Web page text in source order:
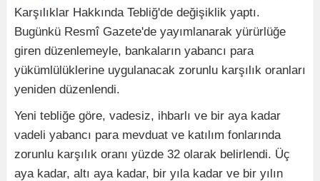
Karşılıklar Hakkında Tebliğ'de değişiklik yaptı.
Bugünkü Resmî Gazete'de yayımlanarak yürürlüğe
giren düzenlemeyle, bankaların yabancı para
yükümlülüklerine uygulanacak zorunlu karşılık oranları
yeniden düzenlendi.
Yeni tebliğe göre, vadesiz, ihbarlı ve bir aya kadar
vadeli yabancı para mevduat ve katılım fonlarında
zorunlu karşılık oranı yüzde 32 olarak belirlendi. Üç
aya kadar, altı aya kadar, bir yıla kadar ve bir yılın